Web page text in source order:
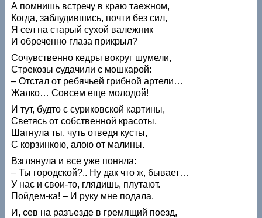
А помнишь встречу в краю таежном,
Когда, заблудившись, почти без сил,
Я сел на старый сухой валежник
И обреченно глаза прикрыл?
Сочувственно кедры вокруг шумели,
Стрекозы судачили с мошкарой:
– Отстал от ребячьей грибной артели…
Жалко… Совсем еще молодой!
И тут, будто с суриковской картины,
Светясь от собственной красоты,
Шагнула ты, чуть отведя кусты,
С корзинкою, алою от малины.
Взглянула и все уже поняла:
– Ты городской?.. Ну дак что ж, бывает…
У нас и свои-то, глядишь, плутают.
Пойдем-ка! – И руку мне подала.
И, сев на разъезде в гремящий поезд,